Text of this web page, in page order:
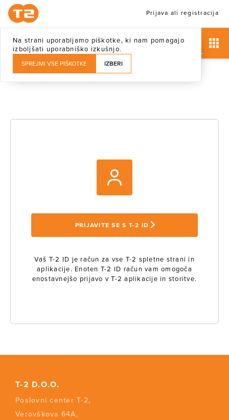
Na strani uporabljamo piškotke, ki nam pomagajo
izboljšati uporabniško izkušnjo.
SPREJMI VSE PIŠKOTKE IZBERI
Prijava ali registracija
PRIJAVITE SE S T-2 ID
Vaš T-2 ID je račun za vse T-2 spletne strani in
aplikacije. Enoten T-2 ID račun vam omogoča
enostavnejšo prijavo v T-2 aplikacije in storitve.
T-2 D.O.O.
Poslovni center T-2,
Verovškova 64A,